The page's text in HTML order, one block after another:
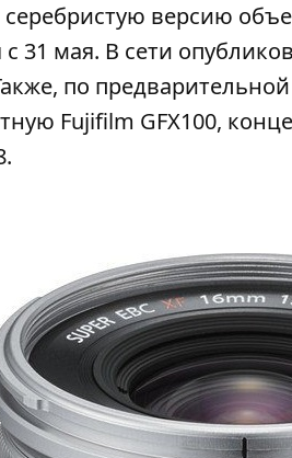
версию
с 31 мая. В сети
по
Fujifilm GFX100,